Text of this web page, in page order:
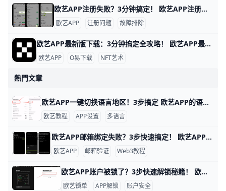
欧艺APP注册失败？3分钟搞定！ 欧艺APP注册不了？别担心，很多用户都遇到过这个问题。通常原因是网络不稳、验证码没收到，或者APP版本太旧。下面一步步教你解决，跟着做就能行。
欧艺APP 注册问题 故障排除
欧艺APP最新版下载：3分钟搞定全攻略！ 欧艺APP最新版下载全指南 想下载欧艺APP最新版吗？它属于O易歐yi生态的艺术类应用，现在最新版是v6.135.1（安卓）或App Store对应iOS版，2026年更新支持更多NFT艺术浏览和交易功能。
欧艺APP O易下载 NFT艺术
熱門文章
欧艺APP一键切换语言地区！3步搞定 欧艺APP的语言和地区切换非常简单，只需几步就能搞定，让你用母语界面更舒服。举个例子，如果你手机是英文版，想改成简体中文，整个过程不到1分钟。
欧艺教程 APP设置 多语言
欧艺APP邮箱绑定失败？3步快速搞定！ 欧艺APP无法绑定邮箱是很多用户遇到的常见问题，通常因为网络限制、邮箱服务商屏蔽或APP缓存问题导致。好消息是，通过简单步骤就能解决。下面我们一步步来试试。
欧艺APP 邮箱验证 Web3教程
欧艺APP账户被锁了？3步快速解锁秘籍！ 欧艺APP账户被锁定很常见，通常是因为身份验证没完成、异常登录或风控检查。比如，用户小李发现登录时提示“账户临时冻结”，这是平台为安全检测的正常反应。根据欧艺官方数据，80%的锁定案例通过简单验证就能解锁。
欧艺锁单 APP解锁 账户安全